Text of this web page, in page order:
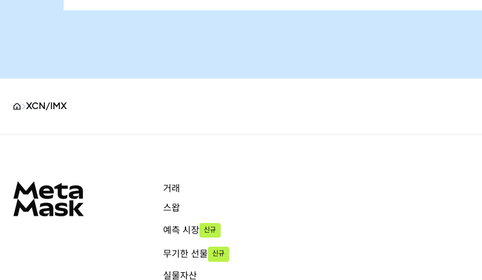
XCN/IMX
거래
스왑
예측 시장 신규
무기한 선물 신규
실물자산